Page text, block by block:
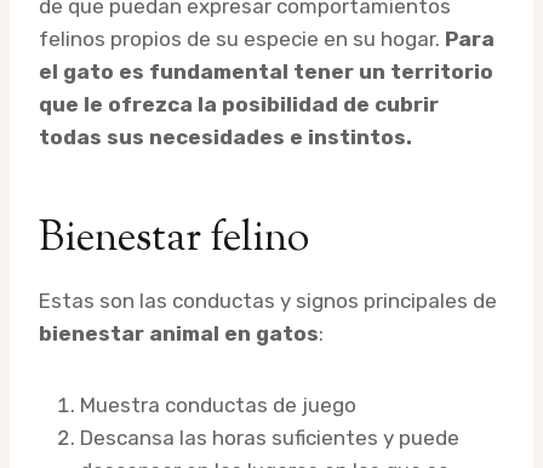
de que puedan expresar comportamientos
felinos propios de su especie en su hogar. Para
el gato es fundamental tener un territorio
que le ofrezca la posibilidad de cubrir
todas sus necesidades e instintos.
Bienestar felino
Estas son las conductas y signos principales de
bienestar animal en gatos:
Muestra conductas de juego
Descansa las horas suficientes y puede